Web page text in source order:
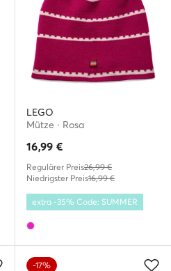
LEGO
Mütze · Rosa
16,99 €
Regulärer Preis26,99 €
Niedrigster Preis16,99 €
extra -35% Code: SUMMER
-17%